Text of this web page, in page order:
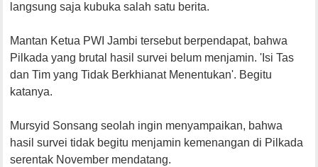
langsung saja kubuka salah satu berita.
Mantan Ketua PWI Jambi tersebut berpendapat, bahwa
Pilkada yang brutal hasil survei belum menjamin. 'Isi Tas
dan Tim yang Tidak Berkhianat Menentukan'. Begitu
katanya.
Mursyid Sonsang seolah ingin menyampaikan, bahwa
hasil survei tidak begitu menjamin kemenangan di Pilkada
serentak November mendatang.